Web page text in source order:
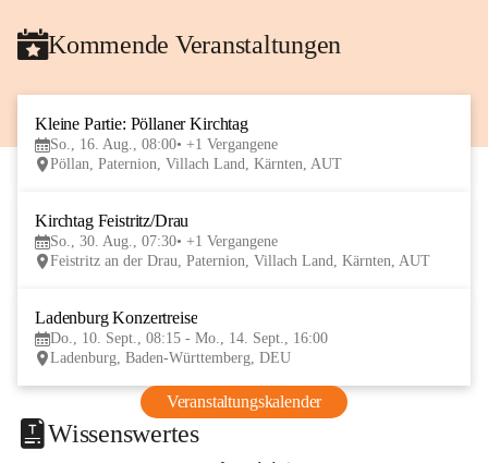
Kommende Veranstaltungen
Kleine Partie: Pöllaner Kirchtag
So., 16. Aug., 08:00 +1 Vergangene
Pöllan, Paternion, Villach Land, Kärnten, AUT
Kirchtag Feistritz/Drau
So., 30. Aug., 07:30 +1 Vergangene
Feistritz an der Drau, Paternion, Villach Land, Kärnten, AUT
Ladenburg Konzertreise
Do., 10. Sept., 08:15 - Mo., 14. Sept., 16:00
Ladenburg, Baden-Württemberg, DEU
Veranstaltungskalender
Wissenswertes